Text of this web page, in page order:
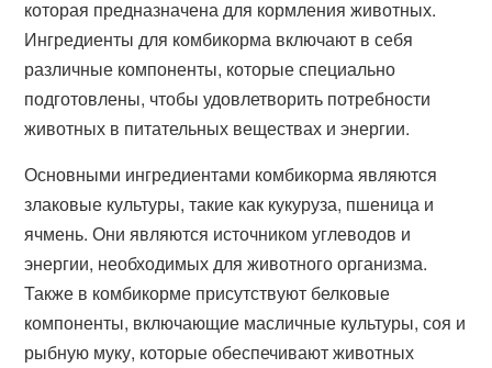
которая предназначена для кормления животных.
Ингредиенты для комбикорма включают в себя
различные компоненты, которые специально
подготовлены, чтобы удовлетворить потребности
животных в питательных веществах и энергии.
Основными ингредиентами комбикорма являются
злаковые культуры, такие как кукуруза, пшеница и
ячмень. Они являются источником углеводов и
энергии, необходимых для животного организма.
Также в комбикорме присутствуют белковые
компоненты, включающие масличные культуры, соя и
рыбную муку, которые обеспечивают животных